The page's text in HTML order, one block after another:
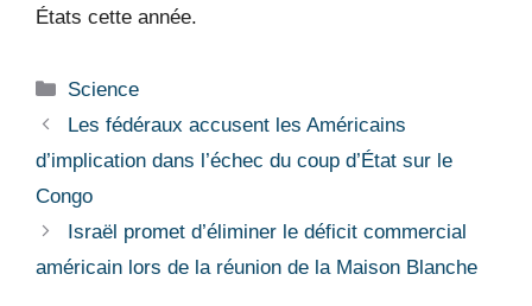
États cette année.
Catégories
Science
Les fédéraux accusent les Américains
d’implication dans l’échec du coup d’État sur le
Congo
Israël promet d’éliminer le déficit commercial
américain lors de la réunion de la Maison Blanche